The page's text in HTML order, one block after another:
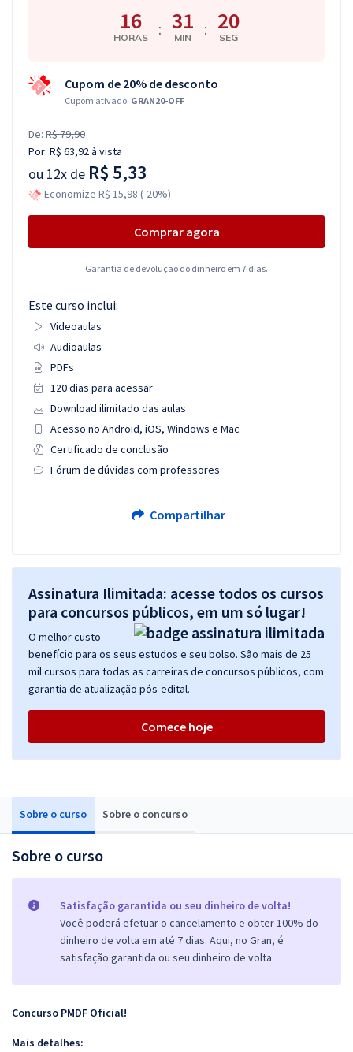
Sobre o curso Sobre o concurso
Sobre o curso
Satisfação garantida ou seu dinheiro de volta!
Você poderá efetuar o cancelamento e obter 100% do
dinheiro de volta em até 7 dias. Aqui, no Gran, é
satisfação garantida ou seu dinheiro de volta.
Concurso PMDF Oficial!
Mais detalhes:
16
HORAS : 31
MIN : 20
SEG
Cupom de 20% de desconto
Cupom ativado: GRAN20-OFF
De: R$ 79,90
Por: R$ 63,92à vista
ou 12x de R$ 5,33
Economize R$ 15,98 (-20%)
Comprar agora
Garantia de devolução do dinheiro em 7 dias.
Este curso inclui:
Videoaulas
Audioaulas
PDFs
120 dias para acessar
Download ilimitado das aulas
Acesso no Android, iOS, Windows e Mac
Certificado de conclusão
Fórum de dúvidas com professores
Compartilhar
Assinatura Ilimitada: acesse todos os cursos
para concursos públicos, em um só lugar!
O melhor custo
benefício para os seus estudos e seu bolso. São mais de 25
mil cursos para todas as carreiras de concursos públicos, com
garantia de atualização pós-edital.
Comece hoje